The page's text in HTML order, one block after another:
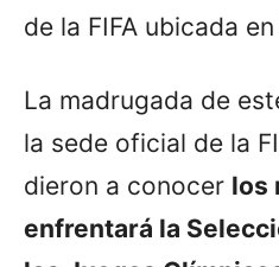
de la FIFA ubicada
La madrugada de
la sede oficial de la
dieron a conocer los
enfrentará la